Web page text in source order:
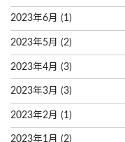
2023年6月 (1)
2023年5月 (2)
2023年4月 (3)
2023年3月 (3)
2023年2月 (1)
2023年1月 (2)